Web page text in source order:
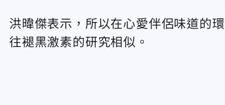
洪暐傑表示，所以在心愛伴侶味道的
往褪黑激素的研究相似。